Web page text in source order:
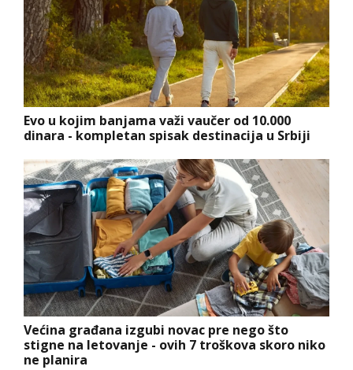
Evo u kojim banjama važi vaučer od 10.000
dinara - kompletan spisak destinacija u Srbiji
Većina građana izgubi novac pre nego što
stigne na letovanje - ovih 7 troškova skoro niko
ne planira